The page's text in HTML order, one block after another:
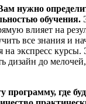
нужно
обучения.
влияет на
все знания и
на экспресс
дизайн до
программу, где